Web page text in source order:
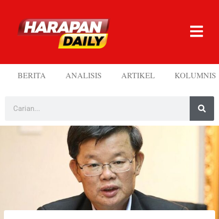
BERITA ANALISIS ARTIKEL KOLUMNIS